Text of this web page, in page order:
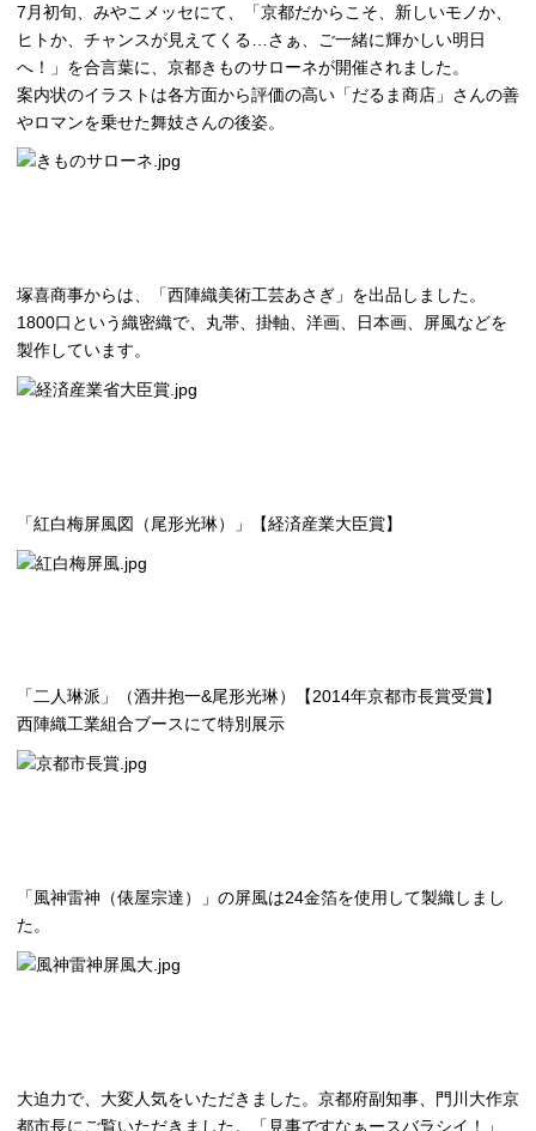
7月初旬、みやこメッセにて、「京都だからこそ、新しいモノか、
ヒトか、チャンスが見えてくる…さぁ、ご一緒に輝かしい明日
へ！」を合言葉に、京都きものサローネが開催されました。
案内状のイラストは各方面から評価の高い「だるま商店」さんの善
やロマンを乗せた舞妓さんの後姿。
塚喜商事からは、「西陣織美術工芸あさぎ」を出品しました。
1800口という織密織で、丸帯、掛軸、洋画、日本画、屏風などを
製作しています。
「紅白梅屏風図（尾形光琳）」【経済産業大臣賞】
「二人琳派」（酒井抱一&尾形光琳）【2014年京都市長賞受賞】
西陣織工業組合ブースにて特別展示
「風神雷神（俵屋宗達）」の屏風は24金箔を使用して製織しまし
た。
大迫力で、大変人気をいただきました。京都府副知事、門川大作京
都市長にご覧いただきました。「見事ですなぁースバラシイ！」